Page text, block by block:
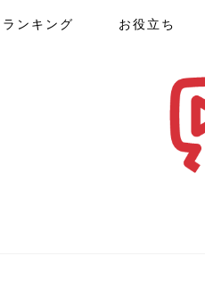
ランキング お役立ち